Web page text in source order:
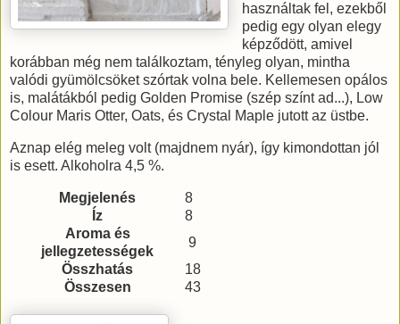
használtak fel, ezekből
pedig egy olyan elegy
képződött, amivel
korábban még nem találkoztam, tényleg olyan, mintha
valódi gyümölcsöket szórtak volna bele. Kellemesen opálos
is, malátákból pedig Golden Promise (szép színt ad...), Low
Colour Maris Otter, Oats, és Crystal Maple jutott az üstbe.
Aznap elég meleg volt (majdnem nyár), így kimondottan jól
is esett. Alkoholra 4,5 %.
Megjelenés
8
Íz
8
Aroma és
jellegzetességek
9
Összhatás
18
Összesen
43